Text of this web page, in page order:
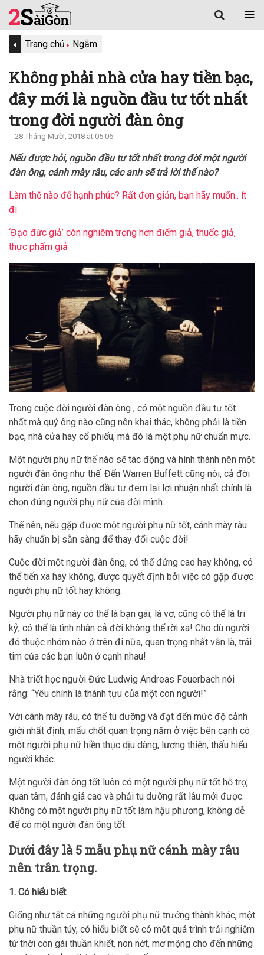
Trang chủ Ngẫm
Không phải nhà cửa hay tiền bạc,
đây mới là nguồn đầu tư tốt nhất
trong đời người đàn ông
28 Tháng Mười, 2018 at 05:06
Nếu được hỏi, nguồn đầu tư tốt nhất trong đời một người
đàn ông, cánh mày râu, các anh sẽ trả lời thế nào?
Làm thế nào để hạnh phúc? Rất đơn giản, bạn hãy muốn.. ít
đi
‘Đạo đức giả’ còn nghiêm trọng hơn điểm giả, thuốc giả,
thực phẩm giả
Trong cuộc đời người đàn ông , có một nguồn đầu tư tốt
nhất mà quý ông nào cũng nên khai thác, không phải là tiền
bạc, nhà cửa hay cổ phiếu, mà đó là một phụ nữ chuẩn mực.
Một người phụ nữ thế nào sẽ tác động và hình thành nên một
người đàn ông như thế. Đến Warren Buffett cũng nói, cả đời
người đàn ông, nguồn đầu tư đem lại lợi nhuận nhất chính là
chọn đúng người phụ nữ của đời mình.
Thế nên, nếu gặp được một người phụ nữ tốt, cánh mày râu
hãy chuẩn bị sẵn sàng để thay đổi cuộc đời!
Cuộc đời một người đàn ông, có thế đứng cao hay không, có
thể tiến xa hay không, được quyết định bởi việc có gặp được
người phụ nữ tốt hay không.
Người phụ nữ này có thể là bạn gái, là vợ, cũng có thể là tri
kỷ, có thể là tình nhân cả đời không thể rời xa! Cho dù người
đó thuộc nhóm nào ở trên đi nữa, quan trọng nhất vẫn là, trái
tim của các bạn luôn ở cạnh nhau!
Nhà triết học người Đức Ludwig Andreas Feuerbach nói
rằng: “Yêu chính là thành tựu của một con người!”
Với cánh mày râu, có thể tu dưỡng và đạt đến mức độ cảnh
giới nhất định, mấu chốt quan trọng năm ở việc bên cạnh có
một người phụ nữ hiền thục dịu dàng, lương thiện, thấu hiểu
người khác.
Một người đàn ông tốt luôn có một người phụ nữ tốt hỗ trợ,
quan tâm, đánh giá cao và phải tu dưỡng rất lâu mới được.
Không có một người phụ nữ tốt làm hậu phương, không dễ
để có một người đàn ông tốt.
Dưới đây là 5 mẫu phụ nữ cánh mày râu
nên trân trọng.
1. Có hiểu biết
Giống như tất cả những người phụ nữ trưởng thành khác, một
phụ nữ thuần túy, có hiểu biết sẽ có một quá trình trải nghiệm
từ thời con gái thuần khiết, non nớt, mơ mộng cho đến những